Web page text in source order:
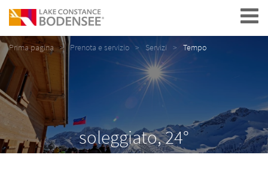
Navigation
Prima pagina Prenota e servizio Servizi Tempo
soleggiato, 24°